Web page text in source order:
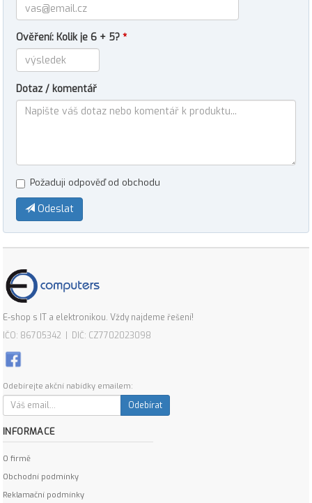
Ověření: Kolik je 6 + 5? *
Dotaz / komentář
Požaduji odpověď od obchodu
Odeslat
E-shop s IT a elektronikou. Vždy najdeme řešení!
IČO: 86705342 | DIČ: CZ7702023098
Odebírejte akční nabídky emailem:
Odebírat
INFORMACE
O firmě
Obchodní podmínky
Reklamační podmínky